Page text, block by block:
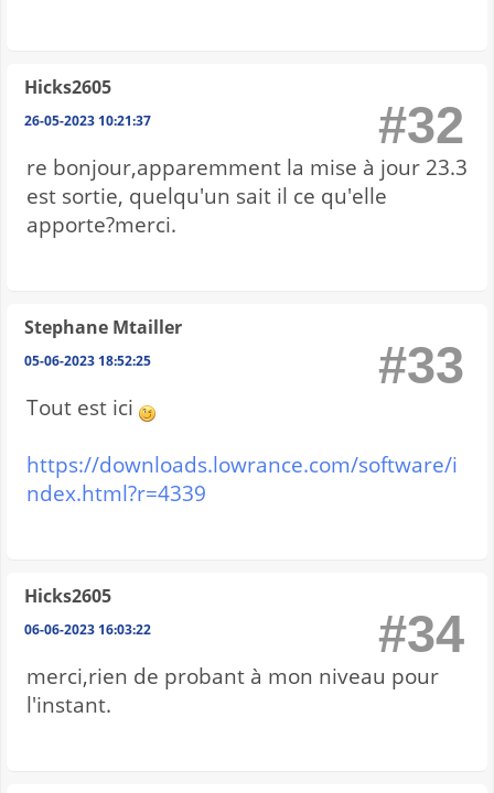
Hicks2605
26-05-2023 10:21:37 #32
re bonjour,apparemment la mise à jour 23.3
est sortie, quelqu'un sait il ce qu'elle
apporte?merci.
Stephane Mtailler
05-06-2023 18:52:25 #33
Tout est ici
https://downloads.lowrance.com/software/i
ndex.html?r=4339
Hicks2605
06-06-2023 16:03:22 #34
merci,rien de probant à mon niveau pour
l'instant.